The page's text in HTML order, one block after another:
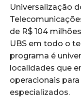
Universalização
de R$ 104
UBS em todo o
programa é
localidades que
operacionais
especializados.